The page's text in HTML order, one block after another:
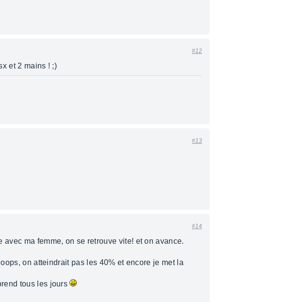
#12
et 2 mains ! ;)
#13
#14
ma femme, on se retrouve vite! et on avance.
on atteindrait pas les 40% et encore je met la
tous les jours